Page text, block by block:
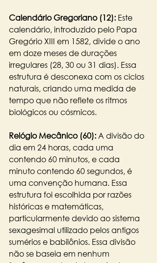
Calendário Gregoriano (12): Este
calendário, introduzido pelo Papa
Gregório XIII em 1582, divide o ano
em doze meses de durações
irregulares (28, 30 ou 31 dias). Essa
estrutura é desconexa com os ciclos
naturais, criando uma medida de
tempo que não reflete os ritmos
biológicos ou cósmicos.
Relógio Mecânico (60): A divisão do
dia em 24 horas, cada uma
contendo 60 minutos, e cada
minuto contendo 60 segundos, é
uma convenção humana. Essa
estrutura foi escolhida por razões
históricas e matemáticas,
particularmente devido ao sistema
sexagesimal utilizado pelos antigos
sumérios e babilônios. Essa divisão
não se baseia em nenhum